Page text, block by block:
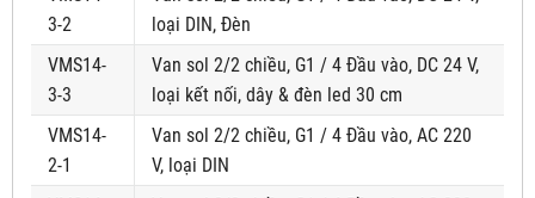
3-2
loại DIN, Đèn
VMS14-
3-3
Van sol 2/2 chiều, G1 / 4 Đầu vào, DC 24 V,
loại kết nối, dây & đèn led 30 cm
VMS14-
2-1
Van sol 2/2 chiều, G1 / 4 Đầu vào, AC 220
V, loại DIN